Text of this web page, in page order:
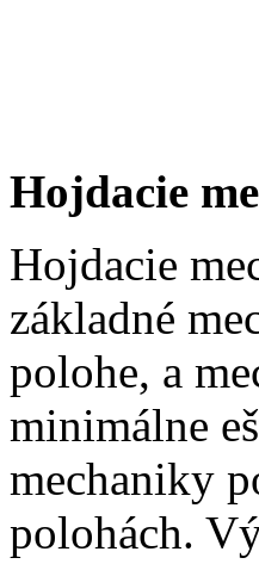
Hojdacie
Hojdacie
základné
polohe, a
minimálne
mechaniky
polohách.